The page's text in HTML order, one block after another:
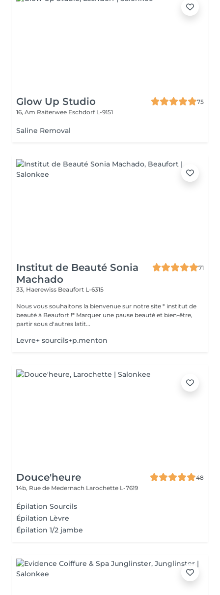
Glow Up Studio
75
16, Am Raiterwee Eschdorf L-9151
Saline Removal
Institut de Beauté Sonia
Machado
71
33, Haerewiss Beaufort L-6315
Nous vous souhaitons la bienvenue sur notre site * institut de
beauté à Beaufort !* Marquer une pause beauté et bien-être,
partir sous d'autres latit...
Levre+ sourcils+p.menton
Douce'heure
48
14b, Rue de Medernach Larochette L-7619
Épilation Sourcils
Épilation Lèvre
Épilation 1/2 jambe